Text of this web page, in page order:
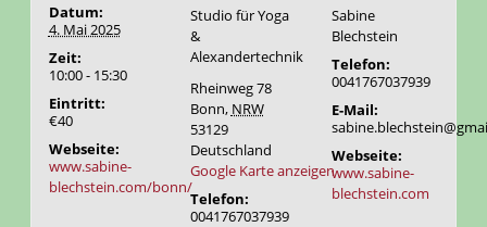
Datum:
4. Mai 2025
Zeit:
10:00 - 15:30
Eintritt:
€40
Webseite:
www.sabine-
blechstein.com/bonn/
Studio für Yoga
&
Alexandertechnik
Rheinweg 78
Bonn, NRW
53129
Deutschland
Google Karte anzeigen
Telefon:
0041767037939
Sabine
Blechstein
Telefon:
0041767037939
E-Mail:
Webseite:
www.sabine-
blechstein.com